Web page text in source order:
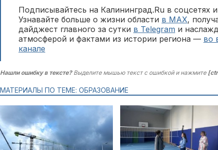
Подписывайтесь на Калининград.Ru в соцсетях
Узнавайте больше о жизни области в MAX,
дайджест главного за сутки в Telegram и
атмосферой и фактами из истории региона — во
канале
Нашли ошибку в тексте?Выделите мышью текст с ошибкой и нажмите
МАТЕРИАЛЫ ПО ТЕМЕ: ОБРАЗОВАНИЕ